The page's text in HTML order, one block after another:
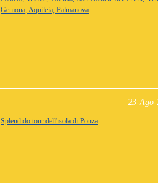
Gemona, Aquileia, Palmanova
23-
Splendido tour dell'isola di Ponza